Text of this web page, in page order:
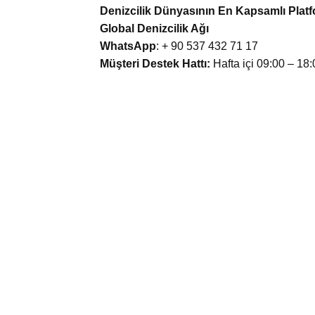
Denizcilik Dünyasının En Kapsamlı
Global Denizcilik Ağı
WhatsApp: + 90 537 432 71 17
Müşteri Destek Hattı: Hafta içi 09:00 –